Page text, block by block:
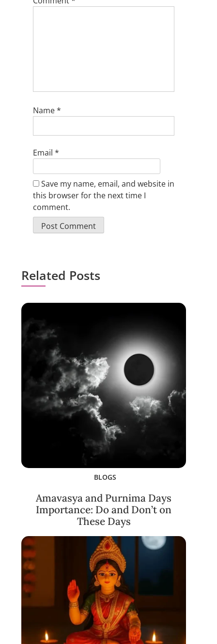
Name*
Email *
Save my name, email, and website in
this browser for the next time I
comment.
Related Posts
BLOGS
Amavasya and Purnima Days
Importance: Do and Don’t on
These Days